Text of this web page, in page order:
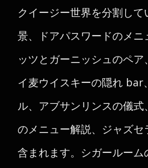
クイージー世界を分割し
景、ドアパスワードのメニ
ッツとガーニッシュのペ
イ麦ウイスキーの隠れ bar
ル、アブサンリンスの儀
のメニュー解説、ジャズ
含まれます。シガールー